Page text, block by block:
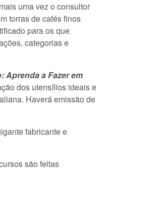
uma vez o consultor
torras de cafés finos
para os que
categorias e
Aprenda a Fazer em
dos utensílios ideais e
Haverá emissão de
fabricante e
são feitas